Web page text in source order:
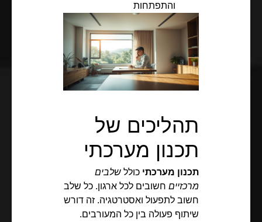
והתפתחות
תהליכים של
תכנון מערכתי
תכנון מערכתי כולל שלבים
מרכזיים חשובים לכל ארגון. כל שלב
חשוב לתפעול ואסטרטגיה. זה דורש
שיתוף פעולה בין כל המעורבים.